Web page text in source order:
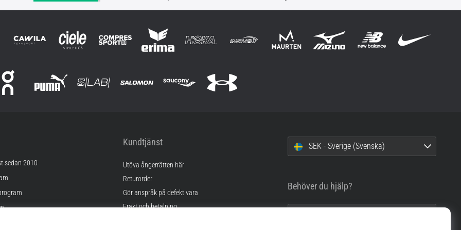
sedan 2010
Kundtjänst
Utöva ångerrätten här
Returorder
Gör anspråk på defekt vara
Frakt och betalning
SEK - Sverige (Svenska)
Behöver du hjälp?